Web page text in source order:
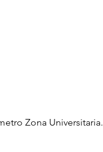
Zona Universitaria.